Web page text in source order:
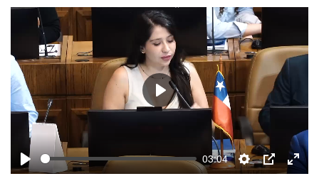
Deporte
Política
Espectáculos
Play
03:04
Settings
PIP
Enter
Play